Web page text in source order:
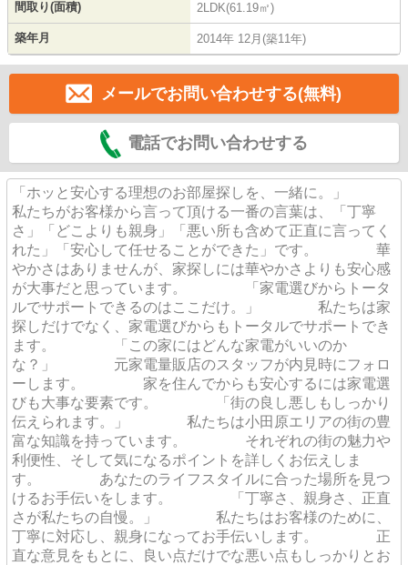
間取り(面積) 2LDK(61.19㎡)
築年月 2014年 12月(築11年)
メールでお問い合わせする(無料)
電話でお問い合わせする
「ホッと安心する理想のお部屋探しを、一緒に。」
私たちがお客様から言って頂ける一番の言葉は、「丁寧
さ」「どこよりも親身」「悪い所も含めて正直に言ってく
れた」「安心して任せることができた」です。 華
やかさはありませんが、家探しには華やかさよりも安心感
が大事だと思っています。 「家電選びからトータ
ルでサポートできるのはここだけ。」 私たちは家
探しだけでなく、家電選びからもトータルでサポートでき
ます。 「この家にはどんな家電がいいのか
な？」 元家電量販店のスタッフが内見時にフォロ
ーします。 家を住んでからも安心するには家電選
びも大事な要素です。 「街の良し悪しもしっかり
伝えられます。」 私たちは小田原エリアの街の豊
富な知識を持っています。 それぞれの街の魅力や
利便性、そして気になるポイントを詳しくお伝えしま
す。 あなたのライフスタイルに合った場所を見つ
けるお手伝いをします。 「丁寧さ、親身さ、正直
さが私たちの自慢。」 私たちはお客様のために、
丁寧に対応し、親身になってお手伝いします。 正
直な意見をもとに、良い点だけでな悪い点もしっかりとお